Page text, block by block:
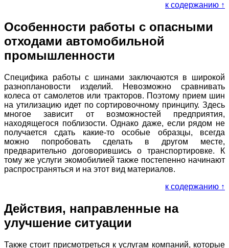
к содержанию ↑
Особенности работы с опасными
отходами автомобильной
промышленности
Специфика работы с шинами заключаются в широкой
разноплановости изделий. Невозможно сравнивать
колеса от самолетов или тракторов. Поэтому прием шин
на утилизацию идет по сортировочному принципу. Здесь
многое зависит от возможностей предприятия,
находящегося поблизости. Однако даже, если рядом не
получается сдать какие-то особые образцы, всегда
можно попробовать сделать в другом месте,
предварительно договорившись о транспортировке. К
тому же услуги экомобилией также постепенно начинают
распространяться и на этот вид материалов.
к содержанию ↑
Действия, направленные на
улучшение ситуации
Также стоит присмотреться к услугам компаний, которые